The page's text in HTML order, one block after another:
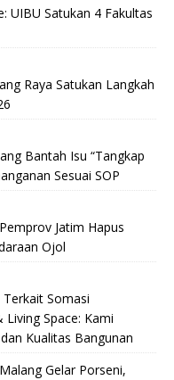
UIBU Satukan 4 Fakultas
Raya Satukan Langkah
Bantah Isu “Tangkap
Sesuai SOP
Jatim Hapus
Ojol
Somasi
Space: Kami
Kualitas Bangunan
Gelar Porseni,